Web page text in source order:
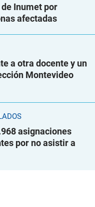
Inumet por
afectadas
a otra docente y un
Montevideo
asignaciones
por no asistir a